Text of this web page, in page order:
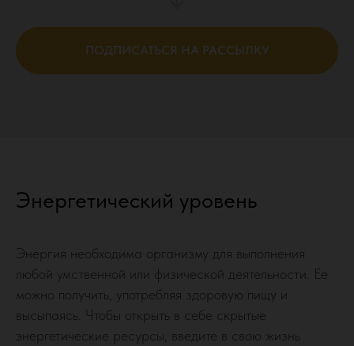
ПОДПИСАТЬСЯ НА РАССЫЛКУ
Энергетический уровень
Энергия необходима организму для выполнения
любой умственной или физической деятельности. Ее
можно получить, употребляя здоровую пищу и
высыпаясь. Чтобы открыть в себе скрытые
энергетические ресурсы, введите в свою жизнь